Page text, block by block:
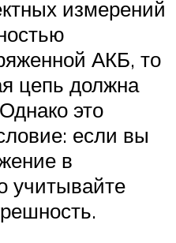
измерений
АКБ, то
цепь должна
это
если вы
в
учитывайте